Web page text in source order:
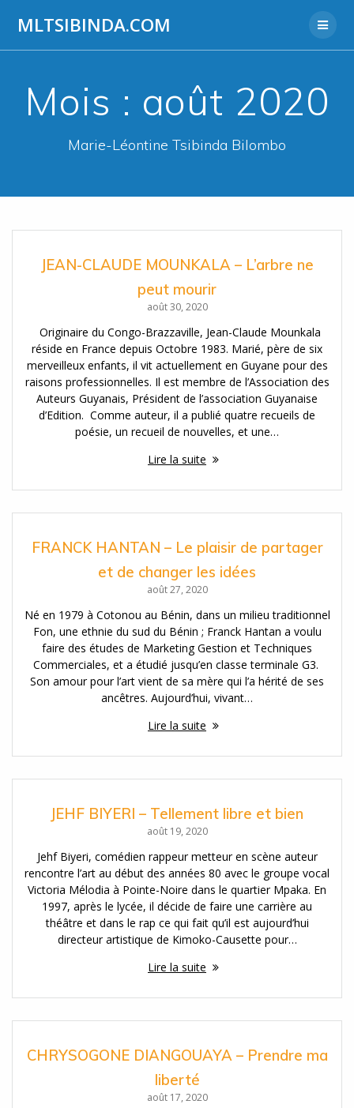
MLTSIBINDA.COM
Mois : août 2020
Marie-Léontine Tsibinda Bilombo
JEAN-CLAUDE MOUNKALA – L’arbre ne
peut mourir
août 30, 2020
Originaire du Congo-Brazzaville, Jean-Claude Mounkala
réside en France depuis Octobre 1983. Marié, père de six
merveilleux enfants, il vit actuellement en Guyane pour des
raisons professionnelles. Il est membre de l’Association des
Auteurs Guyanais, Président de l’association Guyanaise
d’Edition. Comme auteur, il a publié quatre recueils de
poésie, un recueil de nouvelles, et une…
Lire la suite
FRANCK HANTAN – Le plaisir de partager
et de changer les idées
août 27, 2020
Né en 1979 à Cotonou au Bénin, dans un milieu traditionnel
Fon, une ethnie du sud du Bénin ; Franck Hantan a voulu
faire des études de Marketing Gestion et Techniques
Commerciales, et a étudié jusqu’en classe terminale G3.
Son amour pour l’art vient de sa mère qui l’a hérité de ses
ancêtres. Aujourd’hui, vivant…
Lire la suite
JEHF BIYERI – Tellement libre et bien
août 19, 2020
Jehf Biyeri, comédien rappeur metteur en scène auteur
rencontre l’art au début des années 80 avec le groupe vocal
Victoria Mélodia à Pointe-Noire dans le quartier Mpaka. En
1997, après le lycée, il décide de faire une carrière au
théâtre et dans le rap ce qui fait qu’il est aujourd’hui
directeur artistique de Kimoko-Causette pour…
Lire la suite
CHRYSOGONE DIANGOUAYA – Prendre ma
liberté
août 17, 2020